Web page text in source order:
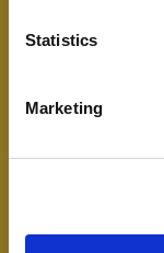
Statistics
Marketing
Salaliittoajattelu
riskikäsitys.